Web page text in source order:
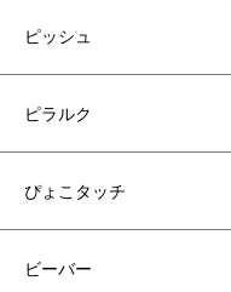
ピッシュ
ピラルク
ぴょこタッチ
ビーバー